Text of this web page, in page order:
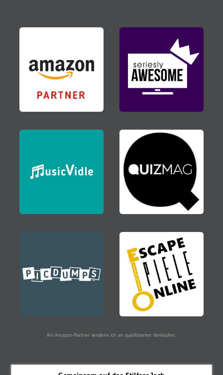
Als Amazon-Partner verdiene ich an qualifizierten Verkäufen.